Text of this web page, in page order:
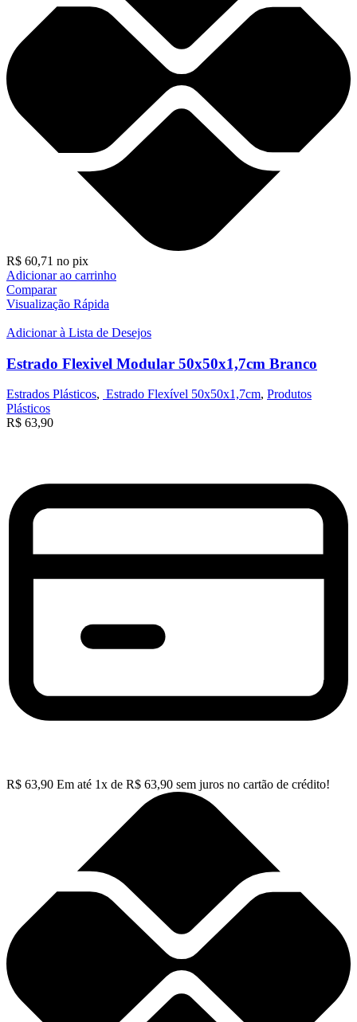
R$ 60,71 no pix
Adicionar ao carrinho
Comparar
Visualização Rápida
Adicionar à Lista de Desejos
Estrado Flexivel Modular 50x50x1,7cm Branco
Estrados Plásticos, Estrado Flexível 50x50x1,7cm, Produtos
Plásticos
R$ 63,90
R$ 63,90 Em até 1x de R$ 63,90 sem juros no cartão de crédito!